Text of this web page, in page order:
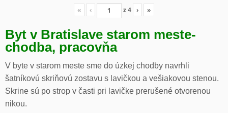
« ‹ z4 › »
Byt v Bratislave starom meste-
chodba, pracovňa
V byte v starom meste sme do úzkej chodby navrhli
šatníkovú skriňovú zostavu s lavičkou a vešiakovou stenou.
Skrine sú po strop v časti pri lavičke prerušené otvorenou
nikou.